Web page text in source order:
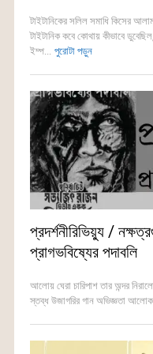
টাইটানিকের সলিল সমাধি কিসের
টাইটানিক কবে কোথায় কীভাবে
ইম্প... পুরোটা পড়ুন
প্রদর্শনীরিভিয়্যু /
প্রাগভবিষ্যের পদাবলি
আলোয় ঘেরা চারিপাশ তার অন্দর
স্তব্ধ উজাগরির গান অভিজ্ঞতা